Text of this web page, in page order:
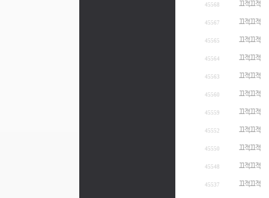
45568 끄적끄적
45567 끄적끄적
45565 끄적끄적
45564 끄적끄적
45563 끄적끄적
45560 끄적끄적
45559 끄적끄적
45552 끄적끄적
45550 끄적끄적
45548 끄적끄적
45537 끄적끄적